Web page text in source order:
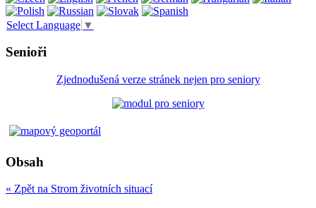
Select Language ▼
Senioři
Zjednodušená verze stránek nejen pro seniory
Obsah
« Zpět na Strom životních situací